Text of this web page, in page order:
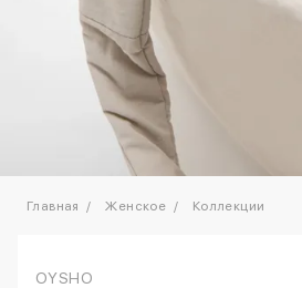
Главная Женское Коллекции
OYSHO